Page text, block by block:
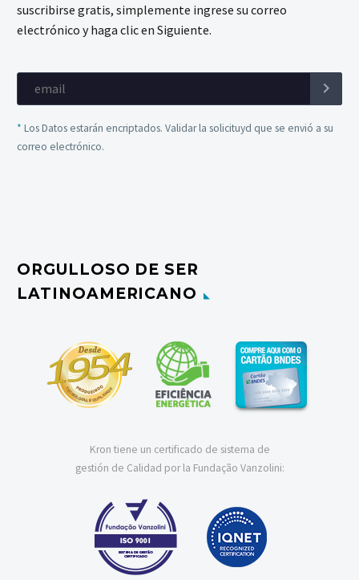
suscribirse gratis, simplemente ingrese su correo
electrónico y haga clic en Siguiente.
* Los Datos estarán encriptados. Validar la solicituyd que se envió a su
correo electrónico.
ORGULLOSO DE SER
LATINOAMERICANO
Kron tiene un certificado de sistema de
gestión de Calidad por la Fundação Vanzolini: